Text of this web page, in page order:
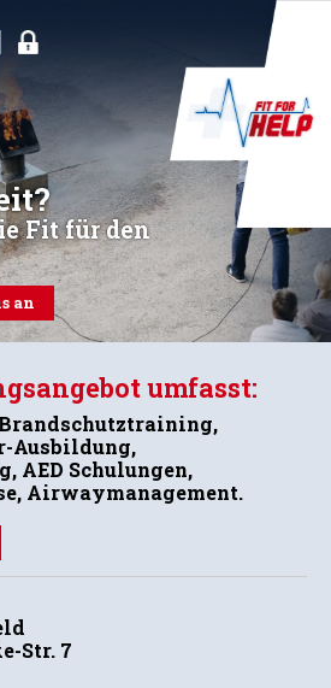
Fit für den
an
umfasst:
Ausbildung,
AED Schulungen,
Airwaymanagement.
Str. 7